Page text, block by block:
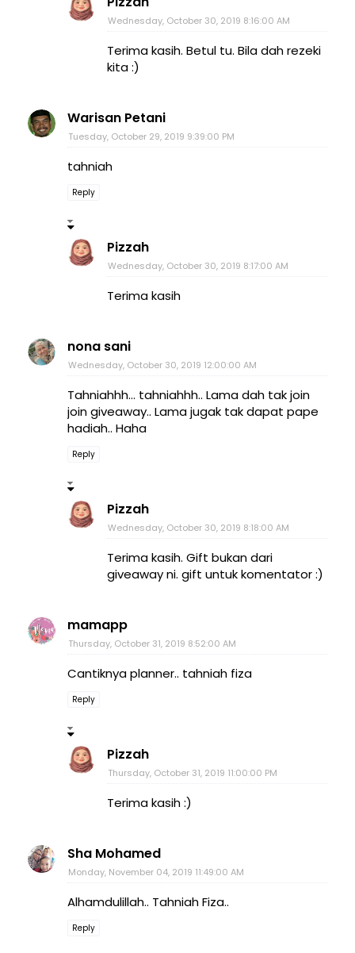
Wednesday, October 30, 2019 8:16:00 AM
Terima kasih. Betul tu. Bila dah rezeki
kita :)
Warisan Petani
Tuesday, October 29, 2019 9:39:00 PM
tahniah
Reply
Pizzah
Wednesday, October 30, 2019 8:17:00 AM
Terima kasih
nona sani
Wednesday, October 30, 2019 12:00:00 AM
Tahniahhh... tahniahhh.. Lama dah tak join
join giveaway.. Lama jugak tak dapat pape
hadiah.. Haha
Reply
Pizzah
Wednesday, October 30, 2019 8:18:00 AM
Terima kasih. Gift bukan dari
giveaway ni. gift untuk komentator :)
mamapp
Thursday, October 31, 2019 8:52:00 AM
Cantiknya planner.. tahniah fiza
Reply
Pizzah
Thursday, October 31, 2019 11:00:00 PM
Terima kasih :)
Sha Mohamed
Monday, November 04, 2019 11:49:00 AM
Alhamdulillah.. Tahniah Fiza..
Reply